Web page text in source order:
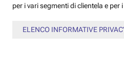
per i vari segmenti di clientela e per
ELENCO INFORMATIVE